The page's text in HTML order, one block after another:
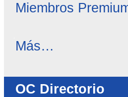
Miembros
OC
Más…
OC Directorio